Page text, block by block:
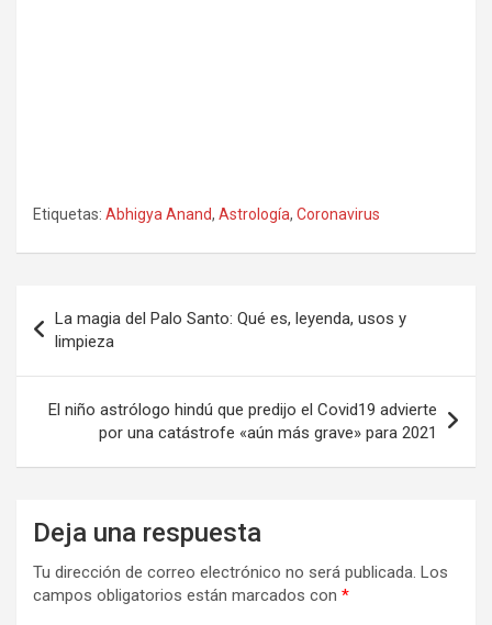
Etiquetas: Abhigya Anand, Astrología, Coronavirus
de
entradas
La magia del Palo Santo: Qué es, leyenda, usos y
limpieza
El niño astrólogo hindú que predijo el Covid19 advierte
por una catástrofe «aún más grave» para 2021
Deja una respuesta
Tu dirección de correo electrónico no será publicada. Los
campos obligatorios están marcados con *